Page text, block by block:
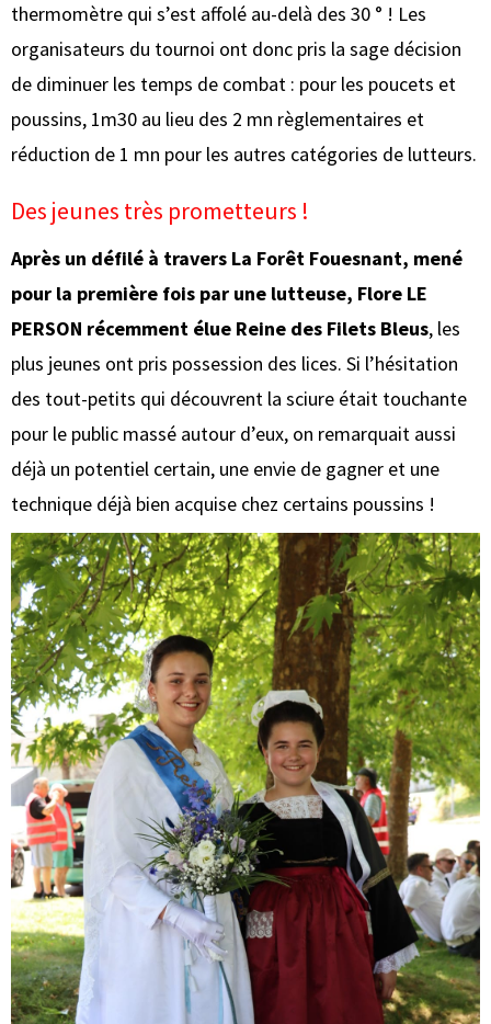
thermomètre qui s’est affolé au-delà des 30 ° ! Les
organisateurs du tournoi ont donc pris la sage décision
de diminuer les temps de combat : pour les poucets et
poussins, 1m30 au lieu des 2 mn règlementaires et
réduction de 1 mn pour les autres catégories de lutteurs.
Des jeunes très prometteurs !
Après un défilé à travers La Forêt Fouesnant, mené
pour la première fois par une lutteuse, Flore LE
PERSON récemment élue Reine des Filets Bleus, les
plus jeunes ont pris possession des lices. Si l’hésitation
des tout-petits qui découvrent la sciure était touchante
pour le public massé autour d’eux, on remarquait aussi
déjà un potentiel certain, une envie de gagner et une
technique déjà bien acquise chez certains poussins !